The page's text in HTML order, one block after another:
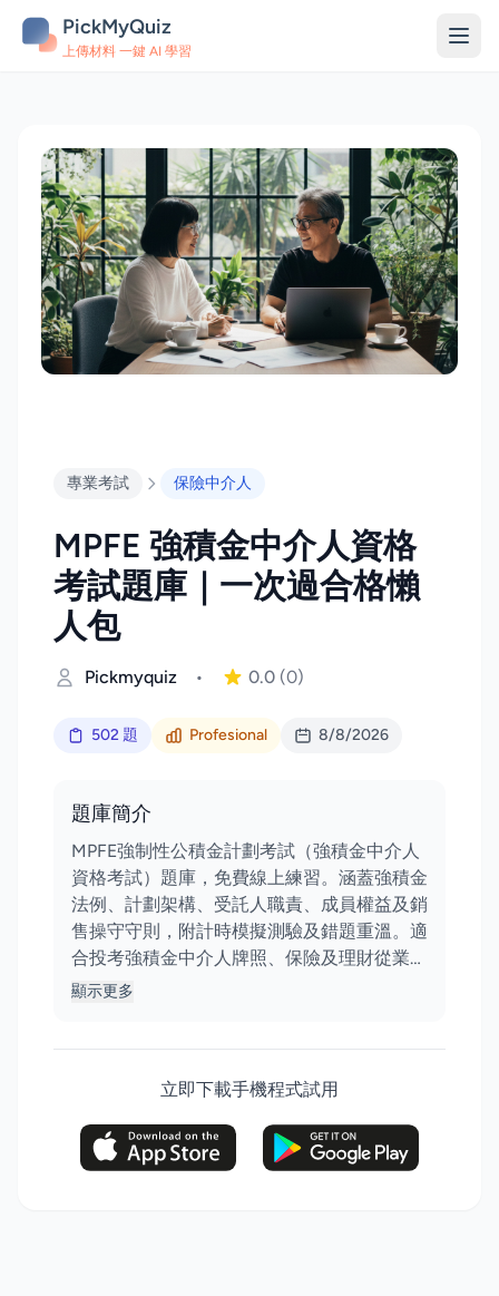
PickMyQuiz
上傳材料 一鍵 AI 學習
專業考試 保險中介人
MPFE 強積金中介人資格
考試題庫｜一次過合格懶
人包
Pickmyquiz • 0.0 (0)
502 題 Profesional 8/8/2026
題庫簡介
MPFE強制性公積金計劃考試（強積金中介人
資格考試）題庫，免費線上練習。涵蓋強積金
法例、計劃架構、受託人職責、成員權益及銷
售操守守則，附計時模擬測驗及錯題重溫。適
合投考強積金中介人牌照、保險及理財從業…
顯示更多
立即下載手機程式試用